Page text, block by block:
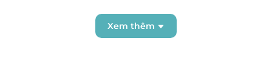
Xã Nghĩa Trụ, Hưng Yên
Vải cotton mềm mại, co giãn nhẹ.
Xem thêm